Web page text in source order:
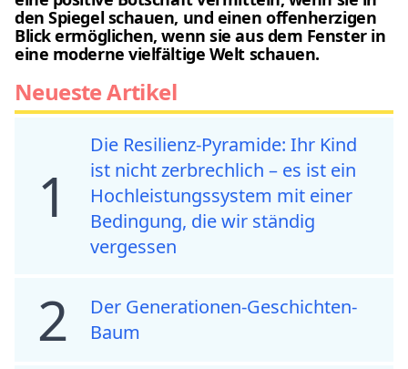
den Spiegel schauen, und einen offenherzigen
Blick ermöglichen, wenn sie aus dem Fenster in
eine moderne vielfältige Welt schauen.
Neueste Artikel
1
Die Resilienz-Pyramide: Ihr Kind
ist nicht zerbrechlich – es ist ein
Hochleistungssystem mit einer
Bedingung, die wir ständig
vergessen
2
Der Generationen-Geschichten-
Baum